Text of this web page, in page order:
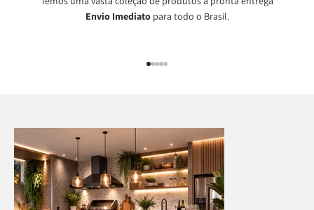
Envio Imediatopara todo o Brasil.